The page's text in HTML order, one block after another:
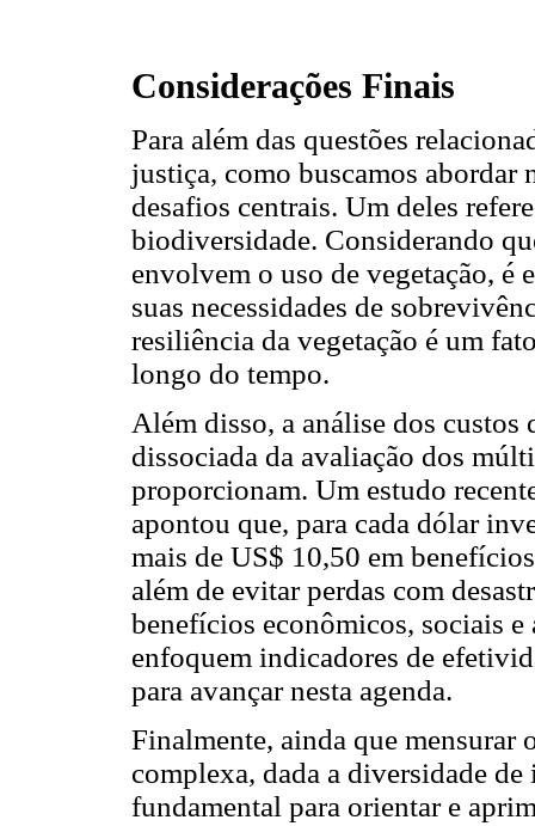
Considerações Finais
Para além das questões
justiça, como buscamos abordar
desafios centrais. Um deles
biodiversidade. Considerando
envolvem o uso de vegetação, é
suas necessidades de
resiliência da vegetação é um
longo do tempo.
Além disso, a análise dos custos
dissociada da avaliação dos
proporcionam. Um estudo
apontou que, para cada dólar
mais de US$ 10,50 em
além de evitar perdas com
benefícios econômicos, sociais
enfoquem indicadores de
para avançar nesta agenda.
Finalmente, ainda que mensurar
complexa, dada a diversidade de
fundamental para orientar e